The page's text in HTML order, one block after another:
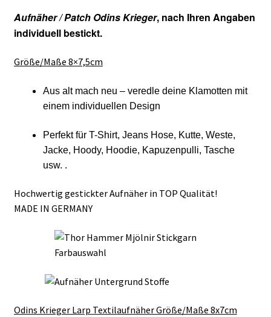
Aufnäher / Patch Odins Krieger, nach Ihren Angaben
individuell bestickt.
Größe/Maße 8×7,5cm
Aus alt mach neu – veredle deine Klamotten mit
einem individuellen Design
Perfekt für T-Shirt, Jeans Hose, Kutte, Weste,
Jacke, Hoody, Hoodie, Kapuzenpulli, Tasche
usw. .
Hochwertig gestickter Aufnäher in TOP Qualität!
MADE IN GERMANY
Odins Krieger Larp Textilaufnäher Größe/Maße 8x7cm